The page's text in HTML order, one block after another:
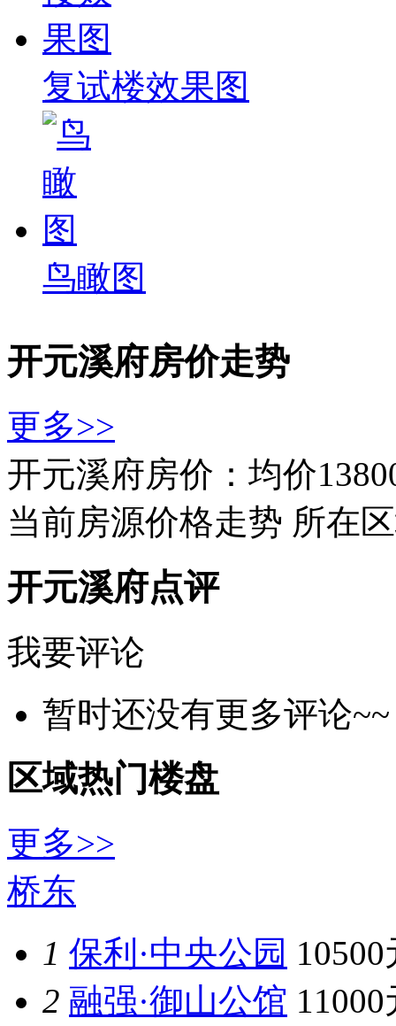
复试楼效果图
鸟瞰图
开元溪府房价走势
更多>>
开元溪府房价：均价
当前房源价格走势 所在
开元溪府点评
我要评论
暂时还没有更多评论~~
区域热门楼盘
更多>>
桥东
1 保利·中央公园
2 融强·御山公馆